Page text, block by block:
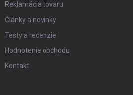
Reklamácia tovaru
Články a novinky
Testy a recenzie
Hodnotenie obchodu
Kontakt